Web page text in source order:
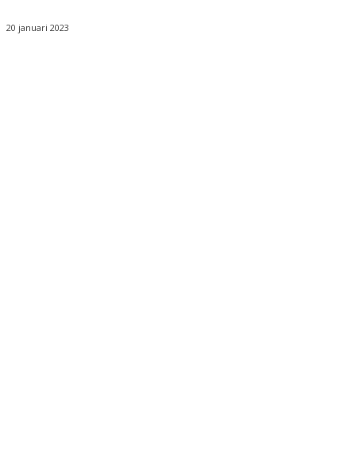
20 januari 2023